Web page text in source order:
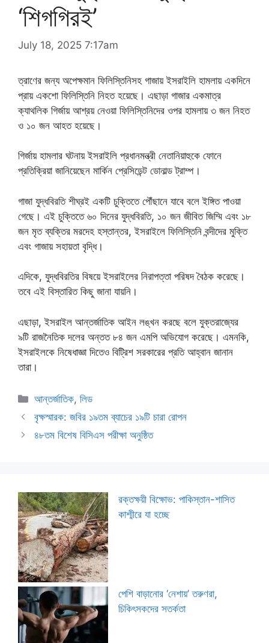
‘শিগগিরই’
July 18, 2025 7:17am
ত্রাণের জন্য অপেক্ষমান ফিলিস্তিনিসহ গাজায় ইসরাইলি হামলায় একদিনে
প্রায় একশো ফিলিস্তিনি নিহত হয়েছে। এছাড়া গাজার একমাত্র
ক্যাথলিক গির্জায় আশ্রয় নেওয়া ফিলিস্তিনিদের ওপর হামলায় ৩ জন নিহত
ও ১০ জন আহত হয়েছে।
গির্জায় হামলার ঘটনায় ইসরাইলি প্রধানমন্ত্রী নেতানিয়াহুকে ফোনে
প্রতিক্রিয়া জানিয়েছেন মার্কিন প্রেসিডেন্ট ডোনাল্ড ট্রাম্প।
গাজা যুদ্ধবিরতি শীঘ্রই একটি চুক্তিতে পৌঁছানে যাবে বলে ইঙ্গিত পাওয়া
গেছে। এই চুক্তিতে ৬০ দিনের যুদ্ধবিরতি, ১০ জন জীবিত জিম্মি এবং ১৮
জন মৃত ব্যক্তির মরদেহ হস্তান্তর, ইসরাইলে ফিলিস্তিনি বন্দীদের মুক্তি
এবং গাজায় সহায়তা বৃদ্ধি।
এদিকে, যুদ্ধবিরতির বিষয়ে ইসরাইলের নিরাপত্তা পরিষদ বৈঠক করেছে।
তবে এই বিস্তারিত কিছু জানা যায়নি।
এছাড়া, ইসরাইল আন্তর্জাতিক আইন লঙ্খন করছে বলে যুক্তরাজ্যের
৯টি রাজনৈতিক দলের অন্তত ৮৪ জন এমপি অভিযোগ করেছে। এমনকি,
ইসরাইলকে নিষেধাজ্ঞা দিতেও বিট্রিশ সরকারের প্রতি আহ্বান জানান
তারা।
Categories
আন্তর্জাতিক,লিড
বৃক্ষস্মারক: জবির ১৯তম ব্যাচের ১৯টি চারা রোপন
৪৮তম বিশেষ বিসিএস পরীক্ষা অনুষ্ঠিত
রক্তক্ষয়ী বিক্ষোভ: পাকিস্তান-শাসিত
কাশ্মীরে যা হচ্ছে
পেশি বাড়ানোর ‘নেশায়’ তরুণরা,
চিকিৎসকদের সতর্কতা